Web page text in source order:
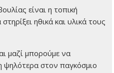
είναι η τοπική
ηθικά και υλικά τους
μαζί μπορούμε να
ψηλότερα στον παγκόσμιο